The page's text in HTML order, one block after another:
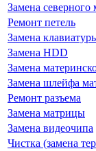
Замена северного
Ремонт петель
Замена
Замена HDD
Замена
Замена шлейфа
Ремонт разъема
Замена матрицы
Замена видеочипа
Чистка (замена